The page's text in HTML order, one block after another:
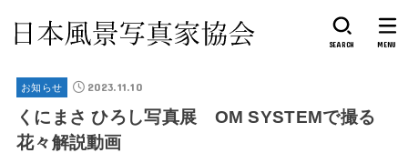
SEARCH MENU
お知らせ 2023.11.10
くにまさ ひろし写真展 OM SYSTEMで撮る
花々解説動画